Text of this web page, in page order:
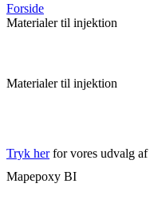
Forside
Materialer til injektion
Materialer til injektion
Tryk herfor vores udvalg af
Mapepoxy BI